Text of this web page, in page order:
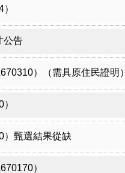
公告
）（需具原住民證明）
）甄選結果從缺
）